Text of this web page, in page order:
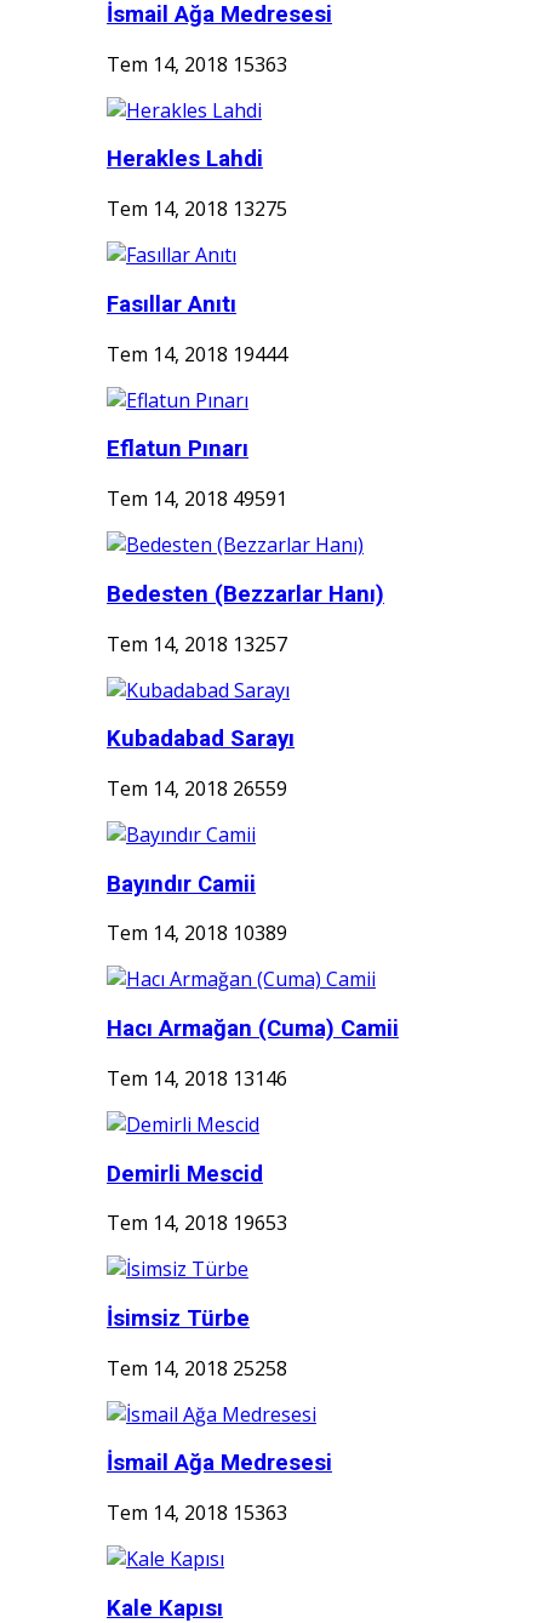
İsmail Ağa Medresesi
Tem 14, 2018 15363
Herakles Lahdi
Tem 14, 2018 13275
Fasıllar Anıtı
Tem 14, 2018 19444
Eflatun Pınarı
Tem 14, 2018 49591
Bedesten (Bezzarlar Hanı)
Tem 14, 2018 13257
Kubadabad Sarayı
Tem 14, 2018 26559
Bayındır Camii
Tem 14, 2018 10389
Hacı Armağan (Cuma) Camii
Tem 14, 2018 13146
Demirli Mescid
Tem 14, 2018 19653
İsimsiz Türbe
Tem 14, 2018 25258
İsmail Ağa Medresesi
Tem 14, 2018 15363
Kale Kapısı